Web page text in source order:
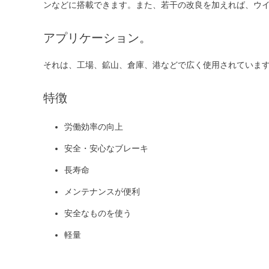
ンなどに搭載できます。また、若干の改良を加えれば、ウ
アプリケーション。
それは、工場、鉱山、倉庫、港などで広く使用されています
特徴
労働効率の向上
安全・安心なブレーキ
長寿命
メンテナンスが便利
安全なものを使う
軽量